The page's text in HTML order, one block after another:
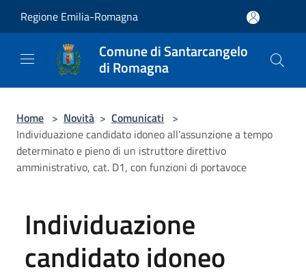
Regione Emilia-Romagna
Comune di Santarcangelo
di Romagna
Home > Novità > Comunicati >
Individuazione candidato idoneo all'assunzione a tempo
determinato e pieno di un istruttore direttivo
amministrativo, cat. D1, con funzioni di portavoce
Individuazione
candidato idoneo